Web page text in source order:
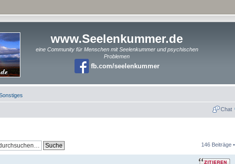
www.Seelenkummer.de
eine Community für Menschen mit Seelenkummer und psychischen
Problemen
fb.com/seelenkummer
Chat
146 Beiträge •